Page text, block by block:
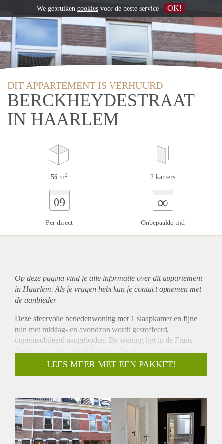
DIT APPARTEMENT IS VERHUURD
BERCKHEYDESTRAAT
IN HAARLEM
56 m2 2 kamers
09
Per direct
∞
Onbepaalde tijd
Op deze pagina vind je alle informatie over ditappartement
in Haarlem. Als je vragen hebt kun je contact opnemen met
de aanbieder.
Deze sfeervolle benedenwoning met 1 slaapkamer en fijne
tuin met middag- en avondzon wordt gestoffeerd,
ongemeubileerd aangeboden. De woning ligt in de Frans
Halsbuurt, vlakbij het NS station Haarlem en winkelstraat
(Cronjé. Het bruisende stadshart van Haarlem met goede
restaurants, musea en bijzondere winkeltjes ligt op
belangrijkste uitvalswegen zijn snel bereikbaar. De woning is
zeer goed onderhouden.
Indeling:
Begane grond: entreehal met grote bergruimte onder de trap
LEES MEER MET EEN PAKKET!
We gebruiken cookies voor de beste service OK!